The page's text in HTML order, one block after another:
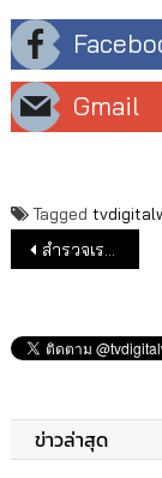
Gmail
Tagged
แนะแนวเรื่อง
สำรวจเรตติ้ง 3 ช่อง อมรินทร์, ทรู , ช่อง 5 ก่อนถ่ายสดบอลโลก
ข่าวล่าสุด